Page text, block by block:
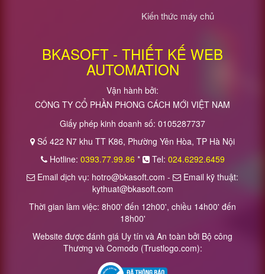
Kiến thức máy chủ
BKASOFT - THIẾT KẾ WEB
AUTOMATION
Vận hành bởi:
CÔNG TY CỔ PHẦN PHONG CÁCH MỚI VIỆT NAM
Giấy phép kinh doanh số: 0105287737
Số 422 N7 khu TT K86, Phường Yên Hòa, TP Hà Nội
Hotline: 0393.77.99.86 * Tel: 024.6292.6459
Email dịch vụ: hotro@bkasoft.com -
Email kỹ thuật:
kythuat@bkasoft.com
Thời gian làm việc: 8h00' đến 12h00', chiều 14h00' đến
18h00'
Website được đánh giá Uy tín và An toàn bởi Bộ công
Thương và Comodo (Trustlogo.com):